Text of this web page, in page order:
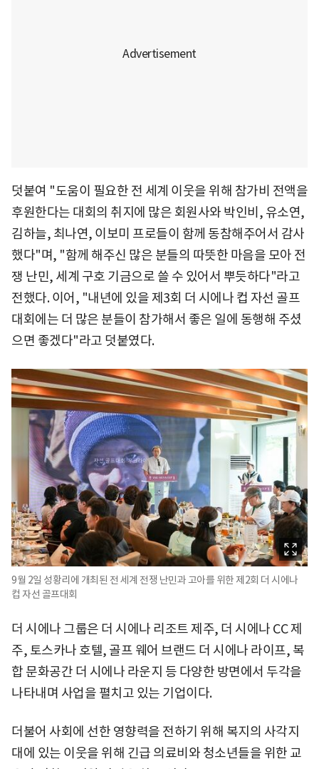
덧붙여 "도움이 필요한 전 세계 이웃을 위해 참가비 전액을
후원한다는 대회의 취지에 많은 회원사와 박인비, 유소연,
김하늘, 최나연, 이보미 프로들이 함께 동참해주어서 감사
했다"며, "함께 해주신 많은 분들의 따뜻한 마음을 모아 전
쟁 난민, 세계 구호 기금으로 쓸 수 있어서 뿌듯하다"라고
전했다. 이어, "내년에 있을 제3회 더 시에나 컵 자선 골프
대회에는 더 많은 분들이 참가해서 좋은 일에 동행해 주셨
으면 좋겠다"라고 덧붙였다.
9월 2일 성황리에 개최된 전 세계 전쟁 난민과 고아를 위한 제2회 더 시에나
컵 자선 골프대회
더 시에나 그룹은 더 시에나 리조트 제주, 더 시에나 CC 제
주, 토스카나 호텔, 골프 웨어 브랜드 더 시에나 라이프, 복
합 문화공간 더 시에나 라운지 등 다양한 방면에서 두각을
나타내며 사업을 펼치고 있는 기업이다.
더불어 사회에 선한 영향력을 전하기 위해 복지의 사각지
대에 있는 이웃을 위해 긴급 의료비와 청소년들을 위한 교